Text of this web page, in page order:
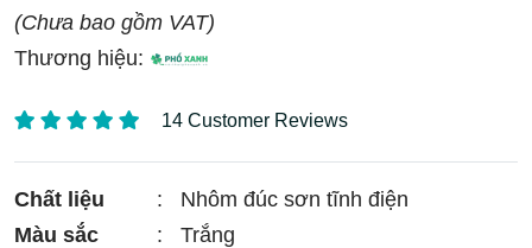
(Chưa bao gồm VAT)
Thương hiệu:
14 Customer Reviews
Chất liệu :
Nhôm đúc sơn tĩnh điện
Màu sắc
:
Trắng